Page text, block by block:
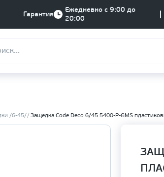
Гарантия
Ежедневно с 9:00 до
20:00
/6-45/ Защелка Code Deco 6/45 5400-P-GMS